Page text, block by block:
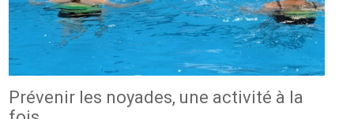
Prévenir les noyades, une activité à la